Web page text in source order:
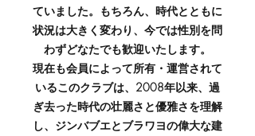
ていました。もちろん、時代とともに
状況は大きく変わり、今では性別を問
わずどなたでも歓迎いたします。
現在も会員によって所有・運営されて
いるこのクラブは、2008年以来、過
ぎ去った時代の壮麗さと優雅さを理解
し、ジンバブエとブラワヨの偉大な建